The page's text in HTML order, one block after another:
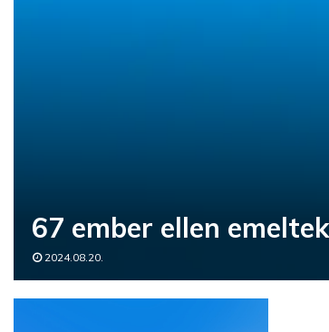
67 ember ellen
2024.08.20.